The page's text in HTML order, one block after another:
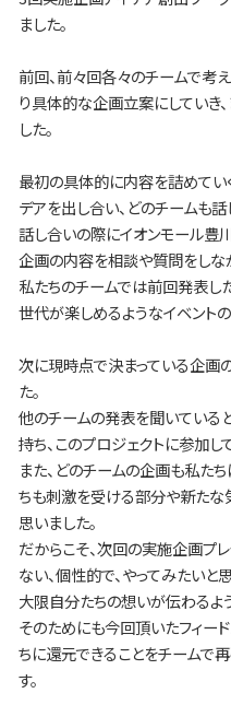
ました。
前回、前々回各々のチームで考
り具体的な企画立案にしていき
した。
最初の具体的に内容を詰めてい
デアを出し合い、どのチームも
話し合いの際にイオンモール豊
企画の内容を相談や質問をしな
私たちのチームでは前回発表し
世代が楽しめるようなイベント
次に現時点で決まっている企画
た。
他のチームの発表を聞いている
持ち、このプロジェクトに参加し
また、どのチームの企画も私た
ちも刺激を受ける部分や新たな
思いました。
だからこそ、次回の実施企画プ
ない、個性的で、やってみたい
大限自分たちの想いが伝わるよ
そのためにも今回頂いたフィー
ちに還元できることをチームで
す。